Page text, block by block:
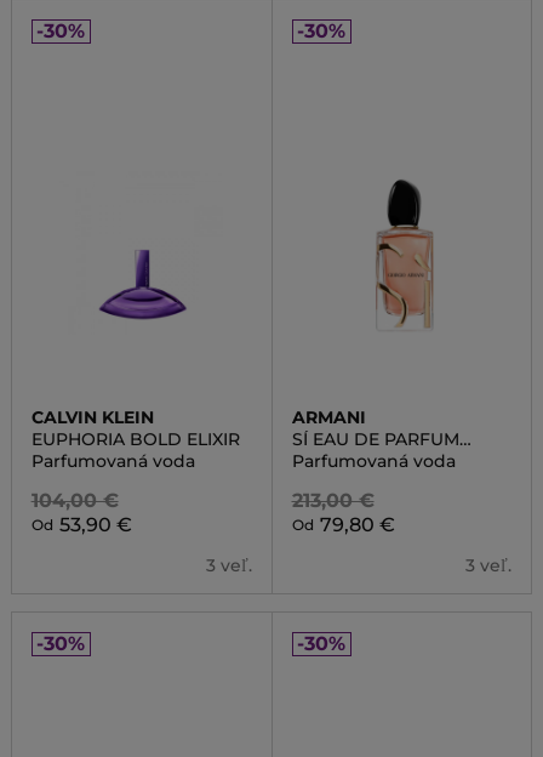
-30%
CALVIN KLEIN
EUPHORIA BOLD ELIXIR
Parfumovaná voda
104,00 €
Od 53,90 €
3 veľ.
-30%
ARMANI
SÍ EAU DE PARFUM
INTENSE
Parfumovaná voda
213,00 €
Od 79,80 €
3 veľ.
-30% -30%